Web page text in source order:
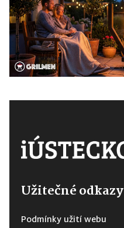
Užitečné odkazy
Podmínky užití webu